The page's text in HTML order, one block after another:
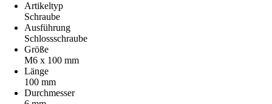
Artikeltyp
Schraube
Ausführung
Schlossschraube
Größe
M6 x 100 mm
Länge
100 mm
Durchmesser